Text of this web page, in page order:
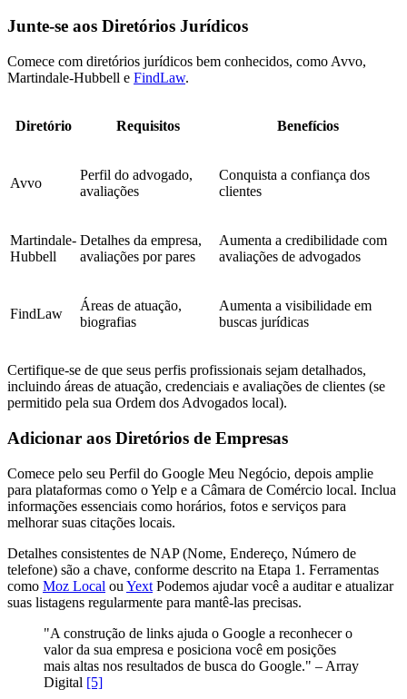
Junte-se aos Diretórios Jurídicos
Comece com diretórios jurídicos bem conhecidos, como Avvo,
Martindale-Hubbell e FindLaw.
Diretório Requisitos Benefícios
Avvo
Perfil do advogado,
avaliações
Conquista a confiança dos
clientes
Martindale-
Hubbell
Detalhes da empresa,
avaliações por pares
Aumenta a credibilidade com
avaliações de advogados
FindLaw
Áreas de atuação,
biografias
Aumenta a visibilidade em
buscas jurídicas
Certifique-se de que seus perfis profissionais sejam detalhados,
incluindo áreas de atuação, credenciais e avaliações de clientes (se
permitido pela sua Ordem dos Advogados local).
Adicionar aos Diretórios de Empresas
Comece pelo seu Perfil do Google Meu Negócio, depois amplie
para plataformas como o Yelp e a Câmara de Comércio local. Inclua
informações essenciais como horários, fotos e serviços para
melhorar suas citações locais.
Detalhes consistentes de NAP (Nome, Endereço, Número de
telefone) são a chave, conforme descrito na Etapa 1. Ferramentas
como Moz Local ou Yext Podemos ajudar você a auditar e atualizar
suas listagens regularmente para mantê-las precisas.
"A construção de links ajuda o Google a reconhecer o
valor da sua empresa e posiciona você em posições
mais altas nos resultados de busca do Google." – Array
Digital [5]